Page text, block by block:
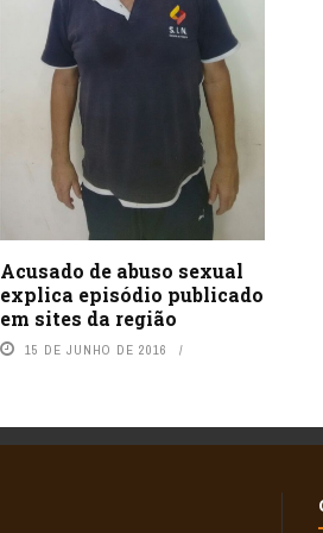
Acusado de abuso sexual
explica episódio publicado
em sites da região
15 DE JUNHO DE 2016